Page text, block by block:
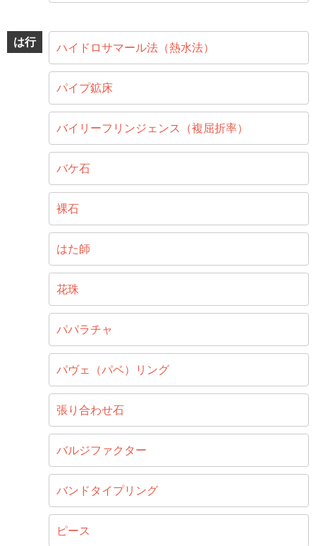
は行 ハイドロサマール法（熱水法）
パイプ鉱床
バイリーフリンジェンス（複屈折率）
バケ石
裸石
はた師
花珠
パパラチャ
パヴェ（パベ）リング
張り合わせ石
バルジファクター
バンドタイプリング
ピース